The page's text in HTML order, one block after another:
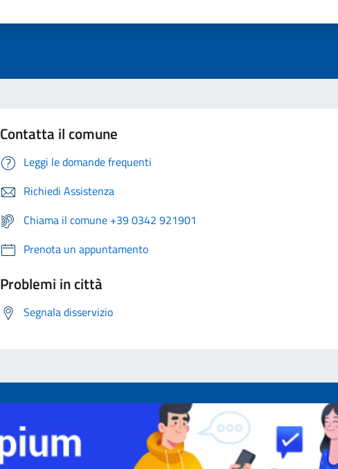
Contatta il comune
Leggi le domande frequenti
Richiedi Assistenza
Chiama il comune +39 0342 921901
Prenota un appuntamento
Problemi in città
Segnala disservizio